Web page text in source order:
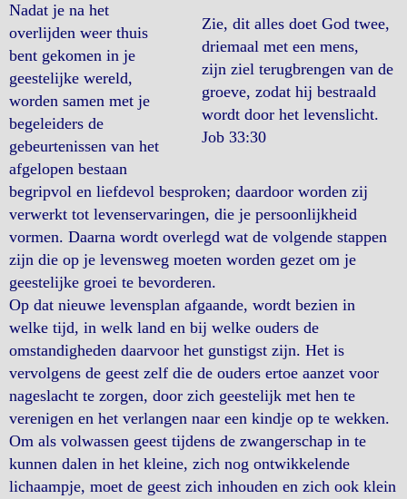
Zie, dit alles doet God twee,
driemaal met een mens,
zijn ziel terugbrengen van de
groeve, zodat hij bestraald
wordt door het levenslicht.
Job 33:30
Nadat je na het
overlijden weer thuis
bent gekomen in je
geestelijke wereld,
worden samen met je
begeleiders de
gebeurtenissen van het
afgelopen bestaan
begripvol en liefdevol besproken; daardoor worden zij
verwerkt tot levenservaringen, die je persoonlijkheid
vormen. Daarna wordt overlegd wat de volgende stappen
zijn die op je levensweg moeten worden gezet om je
geestelijke groei te bevorderen.
Op dat nieuwe levensplan afgaande, wordt bezien in
welke tijd, in welk land en bij welke ouders de
omstandigheden daarvoor het gunstigst zijn. Het is
vervolgens de geest zelf die de ouders ertoe aanzet voor
nageslacht te zorgen, door zich geestelijk met hen te
verenigen en het verlangen naar een kindje op te wekken.
Om als volwassen geest tijdens de zwangerschap in te
kunnen dalen in het kleine, zich nog ontwikkelende
lichaampje, moet de geest zich inhouden en zich ook klein